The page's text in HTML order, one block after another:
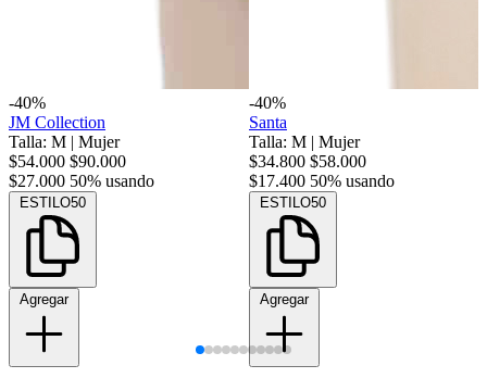
-40%
JM Collection
Talla: M | Mujer
$54.000 $90.000
$27.000 50% usando
ESTILO50
Agregar
-40%
Santa
Talla: M | Mujer
$34.800 $58.000
$17.400 50% usando
ESTILO50
Agregar